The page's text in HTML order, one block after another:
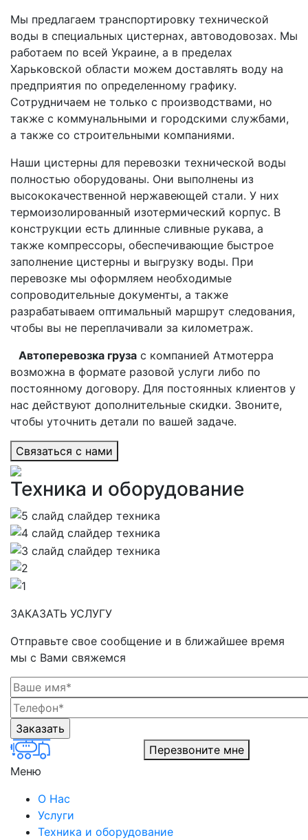
Мы предлагаем транспортировку технической
воды в специальных цистернах, автоводовозах. Мы
работаем по всей Украине, а в пределах
Харьковской области можем доставлять воду на
предприятия по определенному графику.
Сотрудничаем не только с производствами, но
также с коммунальными и городскими службами,
а также со строительными компаниями.
Наши цистерны для перевозки технической воды
полностью оборудованы. Они выполнены из
высококачественной нержавеющей стали. У них
термоизолированный изотермический корпус. В
конструкции есть длинные сливные рукава, а
также компрессоры, обеспечивающие быстрое
заполнение цистерны и выгрузку воды. При
перевозке мы оформляем необходимые
сопроводительные документы, а также
разрабатываем оптимальный маршрут следования,
чтобы вы не переплачивали за километраж.
Автоперевозка груза с компанией Атмотерра
возможна в формате разовой услуги либо по
постоянному договору. Для постоянных клиентов у
нас действуют дополнительные скидки. Звоните,
чтобы уточнить детали по вашей задаче.
Cвязаться с нами
Техника и оборудование
ЗАКАЗАТЬ УСЛУГУ
Отправьте свое сообщение и в ближайшее время
мы с Вами свяжемся
Перезвоните мне
Меню
О Нас
Услуги
Техника и оборудование